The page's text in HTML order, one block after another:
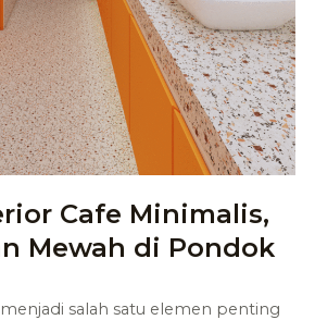
Cafe Minimalis,
Mewah di Pondok
salah satu elemen penting